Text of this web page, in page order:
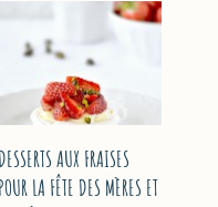
DESSERTS AUX FRAISES
POUR LA FÊTE DES MÈRES ET